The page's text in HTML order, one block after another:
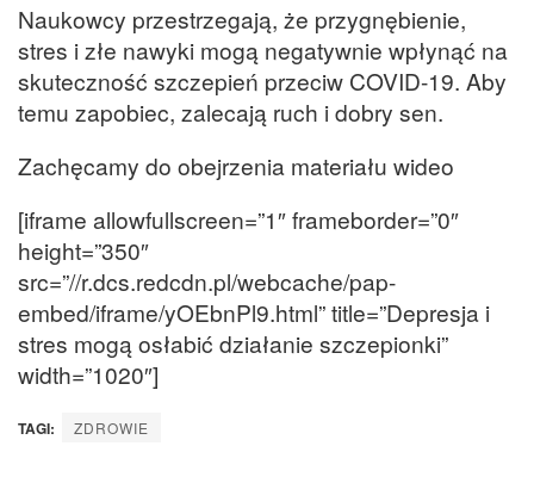
Naukowcy przestrzegają, że przygnębienie,
stres i złe nawyki mogą negatywnie wpłynąć na
skuteczność szczepień przeciw COVID-19. Aby
temu zapobiec, zalecają ruch i dobry sen.
Zachęcamy do obejrzenia materiału wideo
[iframe allowfullscreen=”1″ frameborder=”0″
height=”350″
src=”//r.dcs.redcdn.pl/webcache/pap-
embed/iframe/yOEbnPl9.html” title=”Depresja i
stres mogą osłabić działanie szczepionki”
width=”1020″]
TAGI: ZDROWIE